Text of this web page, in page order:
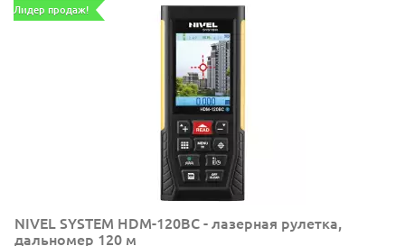
Лидер продаж!
NIVEL SYSTEM HDM-120BC - лазерная рулетка,
дальномер 120 м